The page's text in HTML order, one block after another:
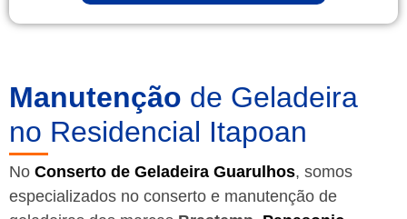
Manutenção de Geladeira
no Residencial Itapoan
No Conserto de Geladeira Guarulhos, somos
especializados no conserto e manutenção de